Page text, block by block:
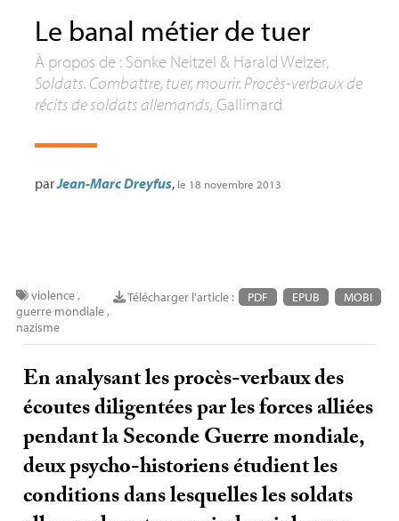
Le banal métier de tuer
À propos de : Sönke Neitzel & Harald Welzer,
Soldats. Combattre, tuer, mourir. Procès-verbaux de
récits de soldats allemands, Gallimard
parJean-Marc Dreyfus, le 18 novembre 2013
Télécharger l'article : PDF EPUB MOBI
violence,
guerre mondiale,
nazisme
En analysant les procès-verbaux des
écoutes diligentées par les forces alliées
pendant la Seconde Guerre mondiale,
deux psycho-historiens étudient les
conditions dans lesquelles les soldats